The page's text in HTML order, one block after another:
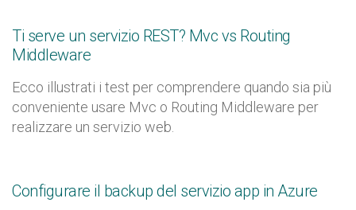
Ti serve un servizio REST? Mvc vs Routing
Middleware
Ecco illustrati i test per comprendere quando sia più
conveniente usare Mvc o Routing Middleware per
realizzare un servizio web.
Configurare il backup del servizio app in Azure